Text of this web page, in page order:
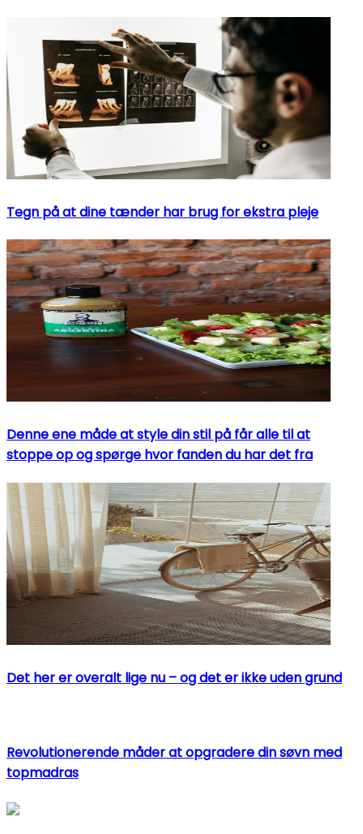
Tegn på at dine tænder har brug for ekstra pleje
Denne ene måde at style din stil på får alle til at
stoppe op og spørge hvor fanden du har det fra
Det her er overalt lige nu – og det er ikke uden grund
Revolutionerende måder at opgradere din søvn med
topmadras